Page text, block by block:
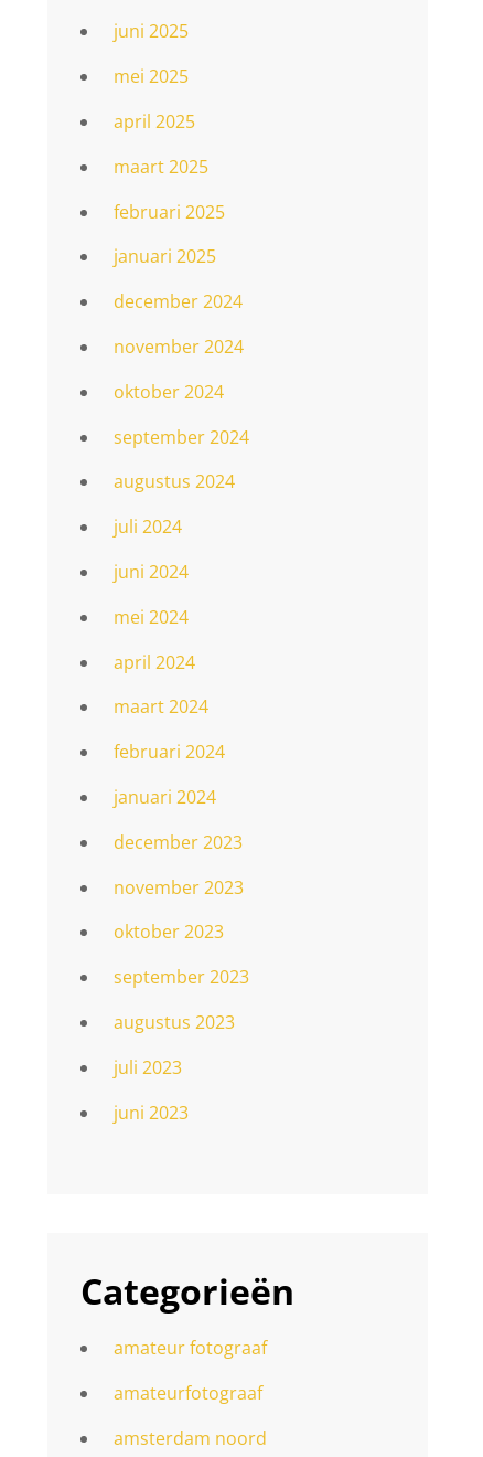
juni 2025
mei 2025
april 2025
maart 2025
februari 2025
januari 2025
december 2024
november 2024
oktober 2024
september 2024
augustus 2024
juli 2024
juni 2024
mei 2024
april 2024
maart 2024
februari 2024
januari 2024
december 2023
november 2023
oktober 2023
september 2023
augustus 2023
juli 2023
juni 2023
Categorieën
amateur fotograaf
amateurfotograaf
amsterdam noord